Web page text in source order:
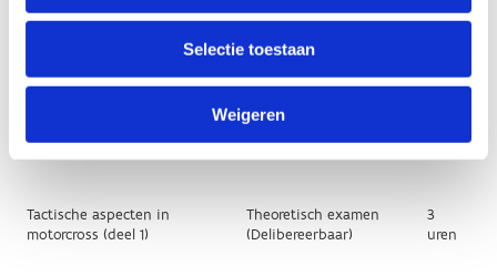
Selectie toestaan
Weigeren